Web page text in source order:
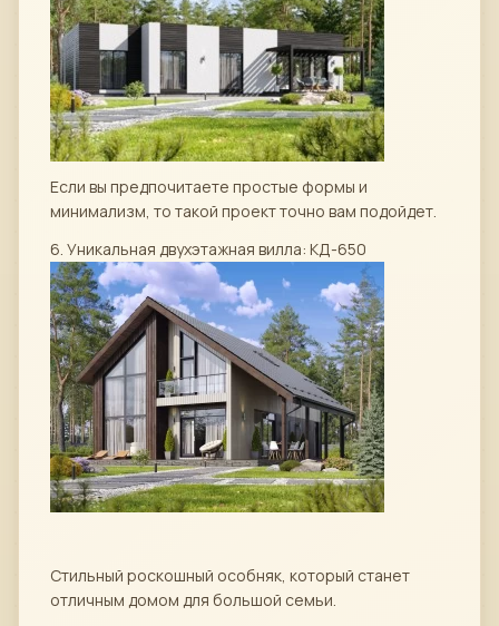
Если вы предпочитаете простые формы и
минимализм, то такой проект точно вам подойдет.
6. Уникальная двухэтажная вилла: КД-650
Стильный роскошный особняк, который станет
отличным домом для большой семьи.